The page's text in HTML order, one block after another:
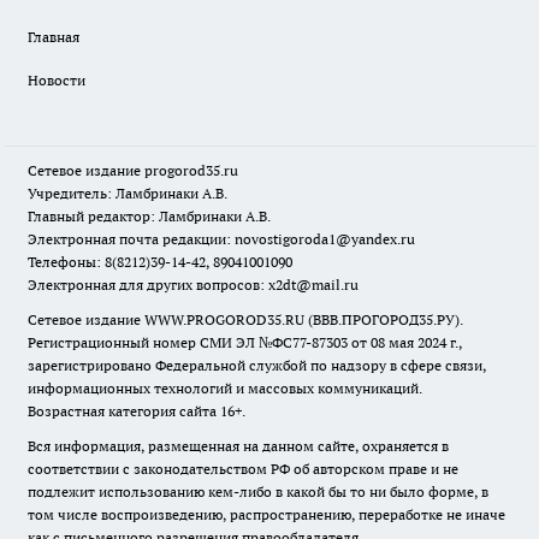
Главная
Новости
Сетевое издание progorod35.ru
Учредитель: Ламбринаки А.В.
Главный редактор: Ламбринаки А.В.
Электронная почта редакции: novostigoroda1@yandex.ru
Телефоны: 8(8212)39-14-42, 89041001090
Электронная для других вопросов: x2dt@mail.ru
Сетевое издание WWW.PROGOROD35.RU (ВВВ.ПРОГОРОД35.РУ).
Регистрационный номер СМИ ЭЛ №ФС77-87303 от 08 мая 2024 г.,
зарегистрировано Федеральной службой по надзору в сфере связи,
информационных технологий и массовых коммуникаций.
Возрастная категория сайта 16+.
Вся информация, размещенная на данном сайте, охраняется в
соответствии с законодательством РФ об авторском праве и не
подлежит использованию кем-либо в какой бы то ни было форме, в
том числе воспроизведению, распространению, переработке не иначе